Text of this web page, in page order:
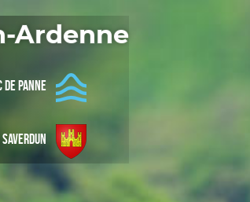
Ardenne
Panne